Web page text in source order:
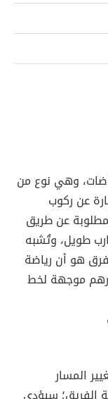
وهي نوع من
عن ركوب
عن طريق
طويل، وتُشبه
هو أن رياضة
موجهة لخط
المسار